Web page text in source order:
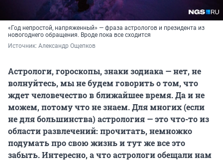
«Год непростой, напряженный» — фраза астрологов и президента из
новогоднего обращения. Вроде пока все сходится
Источник: Александр Ощепков
Астрологи, гороскопы, знаки зодиака — нет, не
волнуйтесь, мы не будем говорить о том, что
ждет человечество в ближайшее время. Да и не
можем, потому что не знаем. Для многих (если
не для большинства) астрология — это что-то из
области развлечений: прочитать, немножко
подумать про свою жизнь и тут же все это
забыть. Интересно, а что астрологи обещали нам